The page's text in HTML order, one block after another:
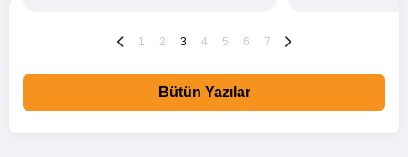
1 2 3 4 5 6 7
Bütün Yazılar